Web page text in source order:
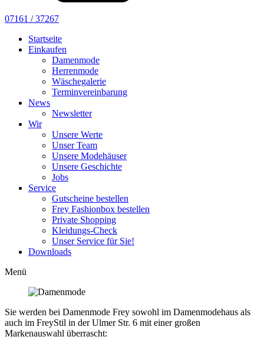
07161 / 37267
Startseite
Einkaufen
Damenmode
Herrenmode
Wäschegalerie
Terminvereinbarung
News
Newsletter
Wir
Unsere Werte
Unser Team
Unsere Modehäuser
Unsere Geschichte
Jobs
Service
Gutscheine bestellen
Frey Fashionbox bestellen
Private Shopping
Kleidungs-Check
Unser Service für Sie!
Downloads
Menü
Sie werden bei Damenmode Frey sowohl im Damenmodehaus als
auch im FreyStil in der Ulmer Str. 6 mit einer großen
Markenauswahl überrascht: